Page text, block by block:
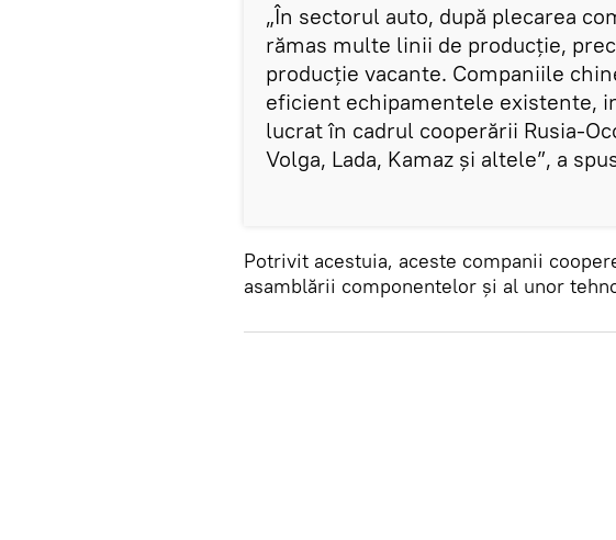
„În sectorul auto, după plecarea
rămas multe linii de producție,
producție vacante. Companiile
eficient echipamentele existente,
lucrat în cadrul cooperării Rusia-
Volga, Lada, Kamaz și altele”, a
Potrivit acestuia, aceste companii
asamblării componentelor și al unor